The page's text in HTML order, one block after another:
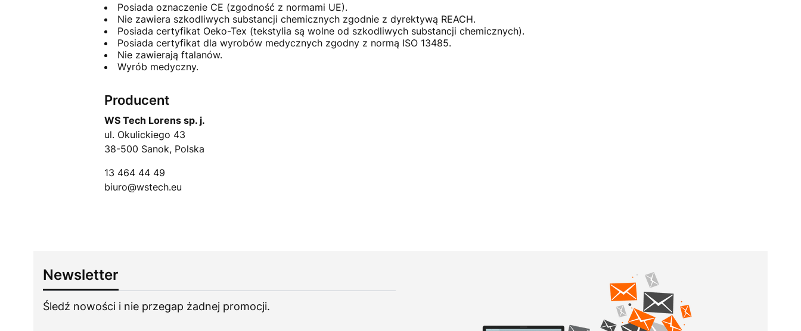
Posiada oznaczenie CE (zgodność z normami UE).
Nie zawiera szkodliwych substancji chemicznych zgodnie z dyrektywą REACH.
Posiada certyfikat Oeko-Tex (tekstylia są wolne od szkodliwych substancji chemicznych).
Posiada certyfikat dla wyrobów medycznych zgodny z normą ISO 13485.
Nie zawierają ftalanów.
Wyrób medyczny.
Producent
WS Tech Lorens sp. j.
ul. Okulickiego 43
38-500 Sanok, Polska
13 464 44 49
biuro@wstech.eu
Newsletter
Śledź nowości i nie przegap żadnej promocji.